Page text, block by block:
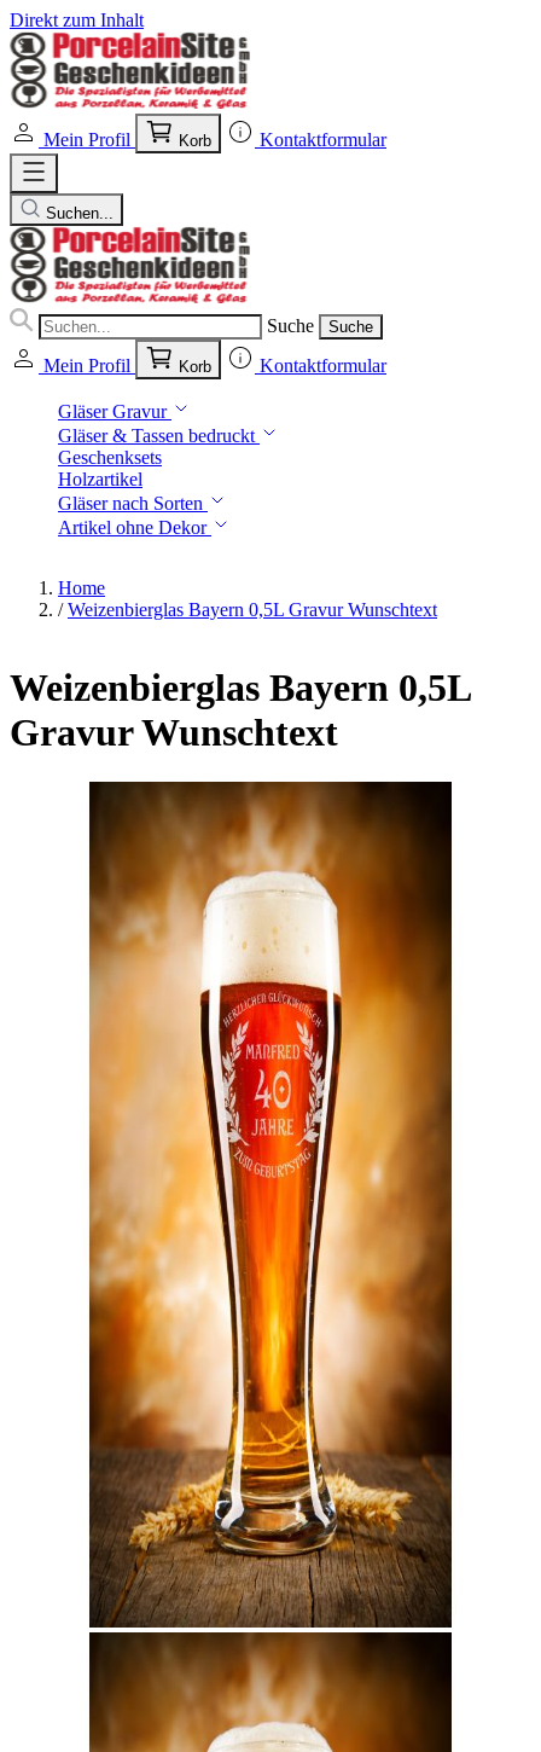
Direkt zum Inhalt
Mein Profil Korb Kontaktformular
Suchen...
Suche Suche
Mein Profil Korb Kontaktformular
Gläser Gravur
Gläser & Tassen bedruckt
Geschenksets
Holzartikel
Gläser nach Sorten
Artikel ohne Dekor
Home
/ Weizenbierglas Bayern 0,5L Gravur Wunschtext
Weizenbierglas Bayern 0,5L
Gravur Wunschtext